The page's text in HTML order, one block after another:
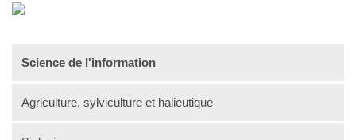
Science de l'information
Agriculture, sylviculture et halieutique